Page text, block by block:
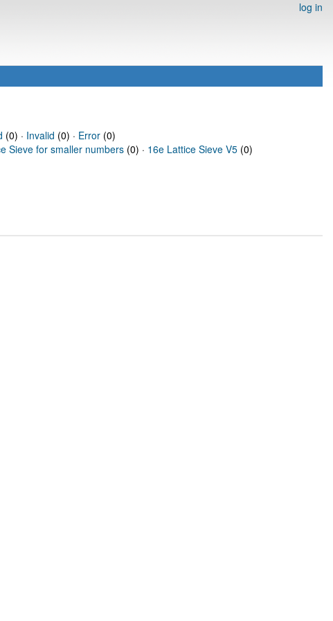
log in
(0) · Invalid (0) · Error(0)
Sieve for smaller numbers (0) · 16e Lattice Sieve V5 (0)